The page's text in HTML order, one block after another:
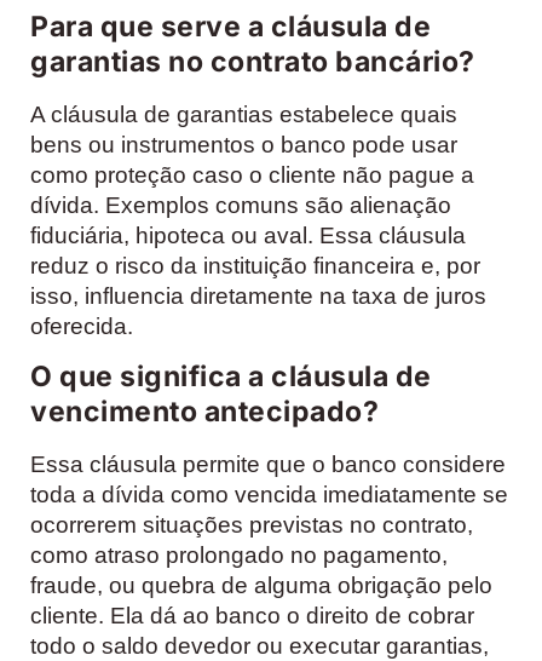
Para que serve a cláusula de
garantias no contrato bancário?
A cláusula de garantias estabelece quais
bens ou instrumentos o banco pode usar
como proteção caso o cliente não pague a
dívida. Exemplos comuns são alienação
fiduciária, hipoteca ou aval. Essa cláusula
reduz o risco da instituição financeira e, por
isso, influencia diretamente na taxa de juros
oferecida.
O que significa a cláusula de
vencimento antecipado?
Essa cláusula permite que o banco considere
toda a dívida como vencida imediatamente se
ocorrerem situações previstas no contrato,
como atraso prolongado no pagamento,
fraude, ou quebra de alguma obrigação pelo
cliente. Ela dá ao banco o direito de cobrar
todo o saldo devedor ou executar garantias,